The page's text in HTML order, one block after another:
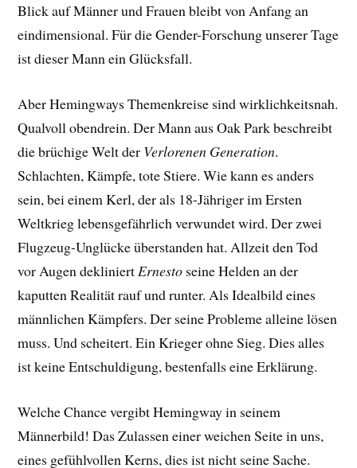
Blick auf Männer und Frauen bleibt von Anfang an
eindimensional. Für die Gender-Forschung unserer Tage
ist dieser Mann ein Glücksfall.
Aber Hemingways Themenkreise sind wirklichkeitsnah.
Qualvoll obendrein. Der Mann aus Oak Park beschreibt
die brüchige Welt der Verlorenen Generation.
Schlachten, Kämpfe, tote Stiere. Wie kann es anders
sein, bei einem Kerl, der als 18-Jähriger im Ersten
Weltkrieg lebensgefährlich verwundet wird. Der zwei
Flugzeug-Unglücke überstanden hat. Allzeit den Tod
vor Augen dekliniertErnesto seine Helden an der
kaputten Realität rauf und runter. Als Idealbild eines
männlichen Kämpfers. Der seine Probleme alleine lösen
muss. Und scheitert. Ein Krieger ohne Sieg. Dies alles
ist keine Entschuldigung, bestenfalls eine Erklärung.
Welche Chance vergibt Hemingway in seinem
Männerbild! Das Zulassen einer weichen Seite in uns,
eines gefühlvollen Kerns, dies ist nicht seine Sache.